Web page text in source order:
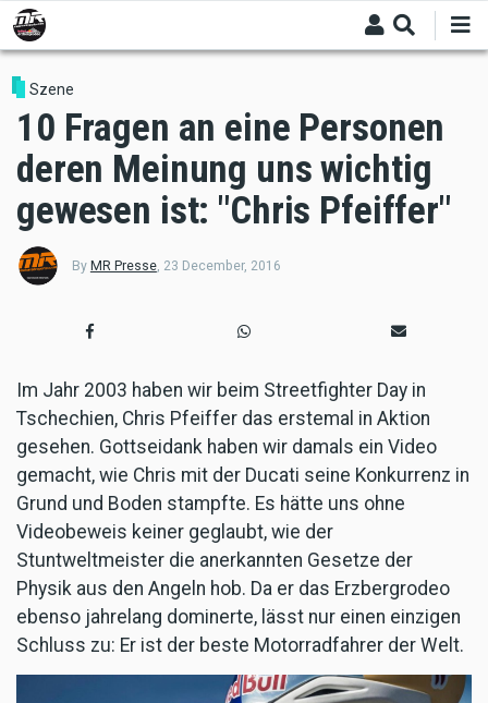
Skip
to
main
content
Szene
10 Fragen an eine Personen
deren Meinung uns wichtig
gewesen ist: "Chris Pfeiffer"
By MR Presse, 23 December, 2016
Im Jahr 2003 haben wir beim Streetfighter Day in
Tschechien, Chris Pfeiffer das erstemal in Aktion
gesehen. Gottseidank haben wir damals ein Video
gemacht, wie Chris mit der Ducati seine Konkurrenz in
Grund und Boden stampfte. Es hätte uns ohne
Videobeweis keiner geglaubt, wie der
Stuntweltmeister die anerkannten Gesetze der
Physik aus den Angeln hob. Da er das Erzbergrodeo
ebenso jahrelang dominerte, lässt nur einen einzigen
Schluss zu: Er ist der beste Motorradfahrer der Welt.